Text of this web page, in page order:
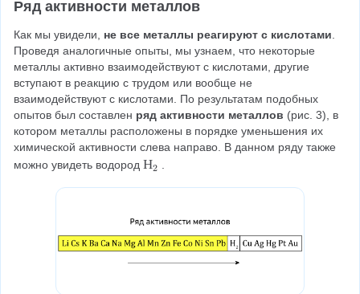
a
r
o
w
_
↑
Ряд активности металлов
Как мы увидели, не все металлы реагируют с кислотами
Проведя аналогичные опыты, мы узнаем, что некоторые
металлы активно взаимодействуют с кислотами, другие
вступают в реакцию с трудом или вообще не
взаимодействуют с кислотами. По результатам подобных
опытов был составлен ряд активности металлов (рис. 3), в
котором металлы расположены в порядке уменьшения их
химической активности слева направо. В данном ряду также
можно увидеть водород Н
Н2